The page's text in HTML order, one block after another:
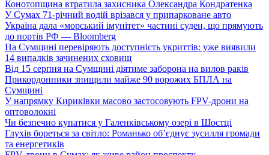
Конотопщина втратила захисника Олександра Кондратенка
У Сумах 71-річний водій врізався у припарковане авто
Україна дала «морський імунітет» частині суден, що прямують
до портів РФ — Bloomberg
На Сумщині перевіряють доступність укриттів: уже виявили
14 випадків зачинених сховищ
Від 15 серпня на Сумщині діятиме заборона на вилов раків
Прикордонники знищили майже 90 ворожих БПЛА на
Сумщині
У напрямку Кириківки масово застосовують FPV-дрони на
оптоволокні
Чи безпечно купатися у Галенківському озері в Шостці
Глухів бореться за світло: Романько об’єднує зусилля громади
та енергетиків